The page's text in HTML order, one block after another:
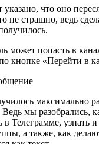
что оно
не страшно, ведь
может попасть в
кнопке «Перейти в
максимально
мы разобрались,
Телеграмме, узнать и
а также, как